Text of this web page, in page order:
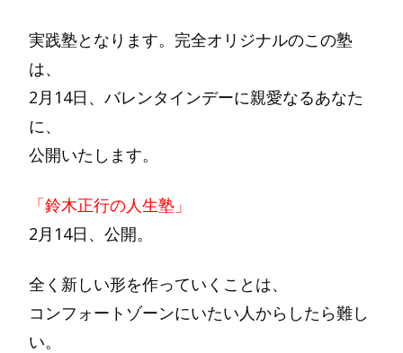
実践塾となります。完全オリジナルのこの塾
は、
2月14日、バレンタインデーに親愛なるあなた
に、
公開いたします。
「鈴木正行の人生塾」
2月14日、公開。
全く新しい形を作っていくことは、
コンフォートゾーンにいたい人からしたら難し
い。